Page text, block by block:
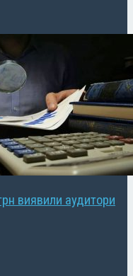
виявили аудитори